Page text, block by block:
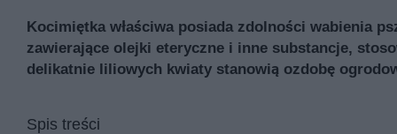
Kocimiętka właściwa posiada zdolności wabienia
zawierające olejki eteryczne i inne substancje,
delikatnie liliowych kwiaty stanowią ozdobę
Spis treści